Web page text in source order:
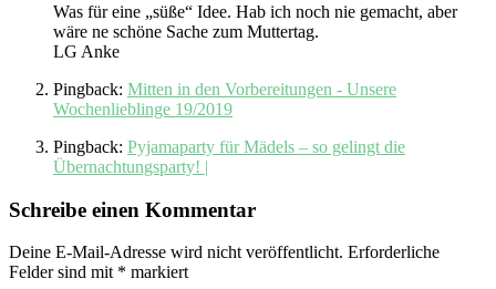
Was für eine „süße“ Idee. Hab ich noch nie gemacht, aber
wäre ne schöne Sache zum Muttertag.
LG Anke
Pingback: Mitten in den Vorbereitungen - Unsere
Wochenlieblinge 19/2019
Pingback: Pyjamaparty für Mädels – so gelingt die
Übernachtungsparty! |
Schreibe einen Kommentar
Deine E-Mail-Adresse wird nicht veröffentlicht. Erforderliche
Felder sind mit * markiert